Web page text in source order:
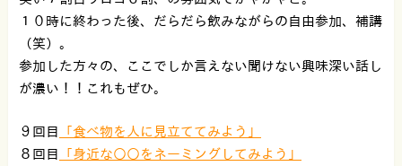
１０時に終わった後、だらだら飲みながらの自由参加、補講
（笑）。
参加した方々の、ここでしか言えない聞けない興味深い話し
が濃い！！これもぜひ。
９回目
「食べ物を人に見立ててみよう」
８回目
「身近な○○をネーミングしてみよう」